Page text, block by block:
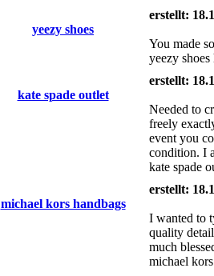
yeezy shoes
erstellt:
You made
yeezy
kate spade outlet
erstellt:
Needed to
freely
event you
condition. I
kate spade
michael kors handbags
erstellt:
I wanted to
quality
much
michael